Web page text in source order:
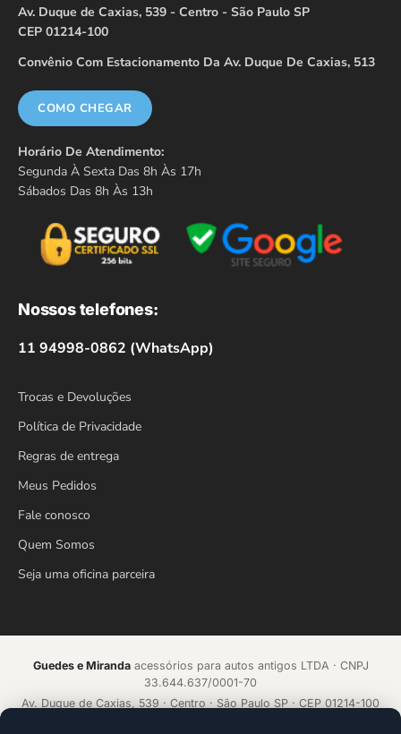
Av. Duque de Caxias, 539 - Centro - São Paulo SP
CEP 01214-100
Convênio Com Estacionamento Da Av. Duque De Caxias, 513
COMO CHEGAR
Horário De Atendimento:
Segunda À Sexta Das 8h Às 17h
Sábados Das 8h Às 13h
Nossos telefones:
11 94998-0862 (WhatsApp)
Trocas e Devoluções
Política de Privacidade
Regras de entrega
Meus Pedidos
Fale conosco
Quem Somos
Seja uma oficina parceira
Guedes e Mirandaacessórios para autos antigos LTDA · CNPJ
33.644.637/0001-70
Av. Duque de Caxias, 539 · Centro · São Paulo SP · CEP 01214-100